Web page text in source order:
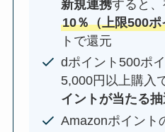
新規連携すると
10％（上限500ポ
トで還元
dポイント500ポ
5,000円以上購入
イントが当たる
Amazonポイント